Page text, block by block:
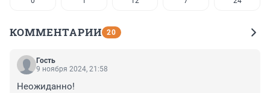
КОММЕНТАРИИ 20
Гость
9 ноября 2024, 21:58
Неожиданно!